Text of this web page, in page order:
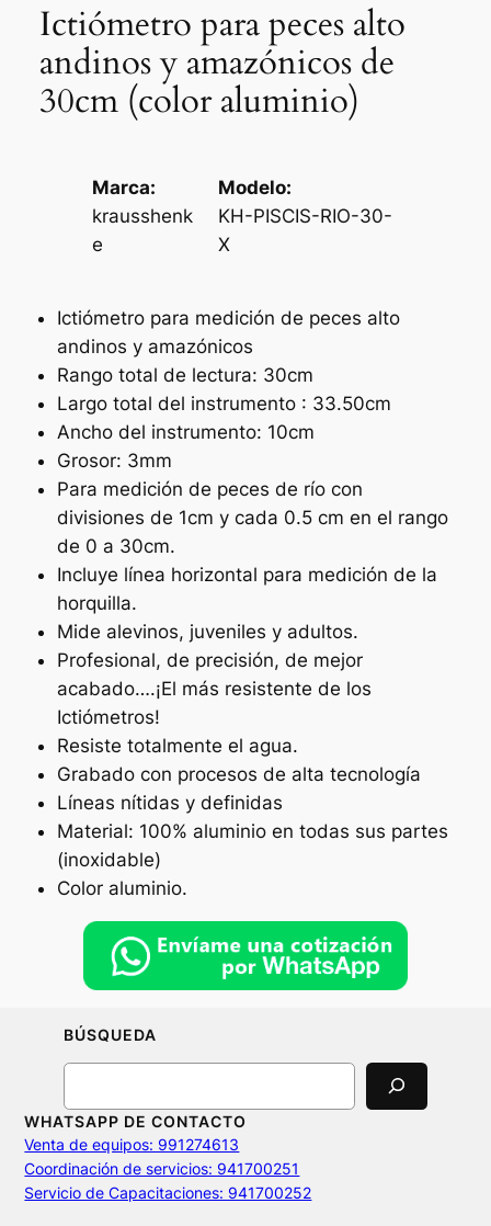
Ictiómetro para peces alto
andinos y amazónicos de
30cm (color aluminio)
Marca:
krausshenk
e
Modelo:
KH-PISCIS-RIO-30-
X
Ictiómetro para medición de peces alto
andinos y amazónicos
Rango total de lectura: 30cm
Largo total del instrumento : 33.50cm
Ancho del instrumento: 10cm
Grosor: 3mm
Para medición de peces de río con
divisiones de 1cm y cada 0.5 cm en el rango
de 0 a 30cm.
Incluye línea horizontal para medición de la
horquilla.
Mide alevinos, juveniles y adultos.
Profesional, de precisión, de mejor
acabado….¡El más resistente de los
Ictiómetros!
Resiste totalmente el agua.
Grabado con procesos de alta tecnología
Líneas nítidas y definidas
Material: 100% aluminio en todas sus partes
(inoxidable)
Color aluminio.
BÚSQUEDA
Search
WHATSAPP DE CONTACTO
Venta de equipos: 991274613
Coordinación de servicios: 941700251
Servicio de Capacitaciones: 941700252